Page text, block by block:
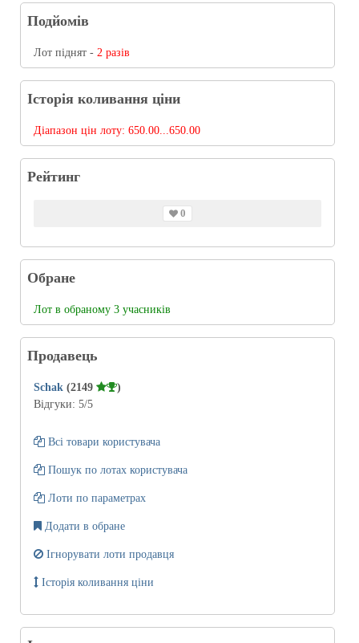
Подйомів
Лот піднят - 2 разів
Історія коливання ціни
Діапазон цін лоту: 650.00...650.00
Рейтинг
0
Обране
Лот в обраному 3 учасників
Продавець
Schak (2149
)
Відгуки: 5/5
Всі товари користувача
Пошук по лотах користувача
Лоти по параметрах
Додати в обране
Ігнорувати лоти продавця
Історія коливання ціни